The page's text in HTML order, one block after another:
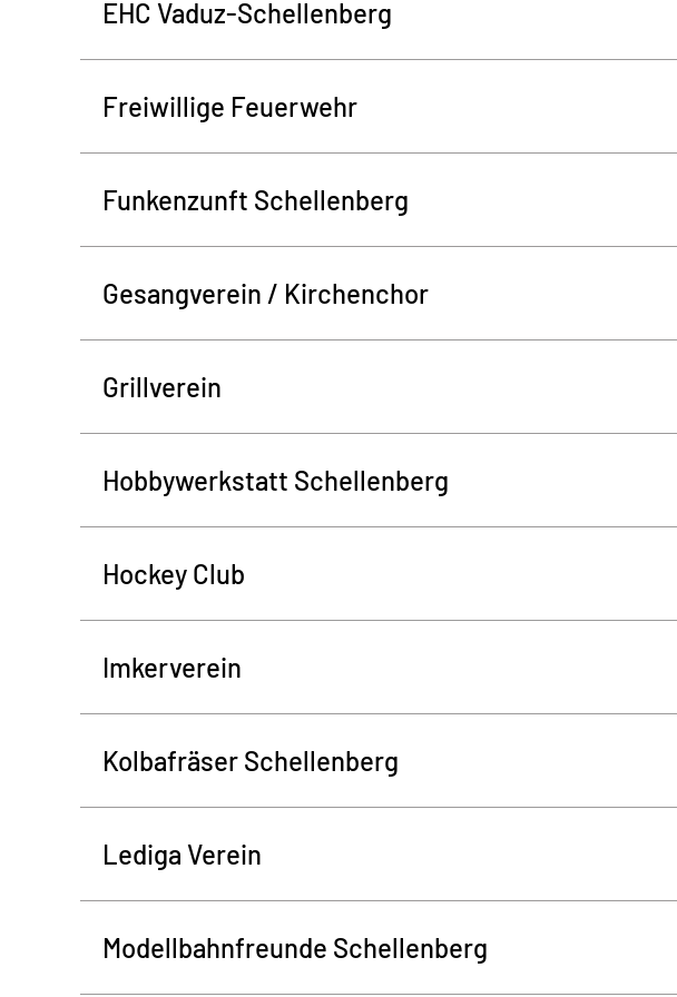
EHC Vaduz-Schellenberg
Freiwillige Feuerwehr
Funkenzunft Schellenberg
Gesangverein / Kirchenchor
Grillverein
Hobbywerkstatt Schellenberg
Hockey Club
Imkerverein
Kolbafräser Schellenberg
Lediga Verein
Modellbahnfreunde Schellenberg